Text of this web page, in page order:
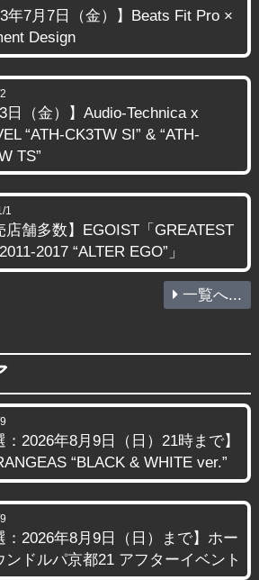
年7月7日（金）】Beats Fit Pro ×
Design
3日（金）】Audio-Technica x
“ATH-CK3TW SI” & “ATH-
TS”
1
店舗多数】EGOIST「GREATEST
2017 “ALTER EGO”」
一覧へ...
：2026年8月9日（日）21時まで】
“BLACK & WHITE ver.”
：2026年8月9日（日）まで】ホー
ンドルパ京都21 アフターイベント